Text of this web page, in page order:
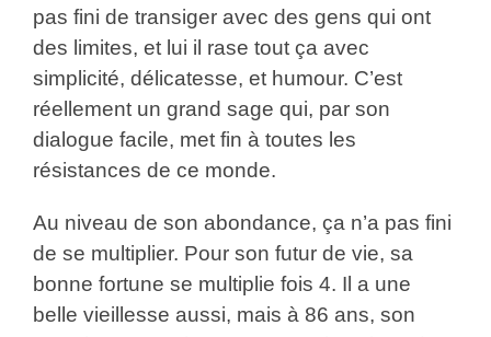
pas fini de transiger avec des gens qui ont
des limites, et lui il rase tout ça avec
simplicité, délicatesse, et humour. C’est
réellement un grand sage qui, par son
dialogue facile, met fin à toutes les
résistances de ce monde.
Au niveau de son abondance, ça n’a pas fini
de se multiplier. Pour son futur de vie, sa
bonne fortune se multiplie fois 4. Il a une
belle vieillesse aussi, mais à 86 ans, son